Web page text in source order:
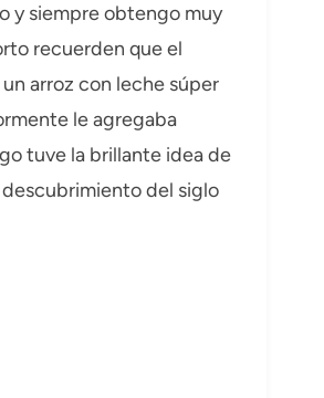
y siempre obtengo muy
recuerden que el
arroz con leche súper
le agregaba
tuve la brillante idea de
del siglo